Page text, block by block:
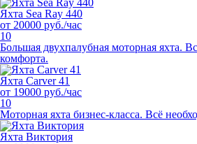
Яхта Sea Ray 440
от 20000 руб./час
10
Большая двухпалубная моторная яхта.
комфорта.
Яхта Carver 41
от 19000 руб./час
10
Моторная яхта бизнес-класса. Всё
Яхта Виктория